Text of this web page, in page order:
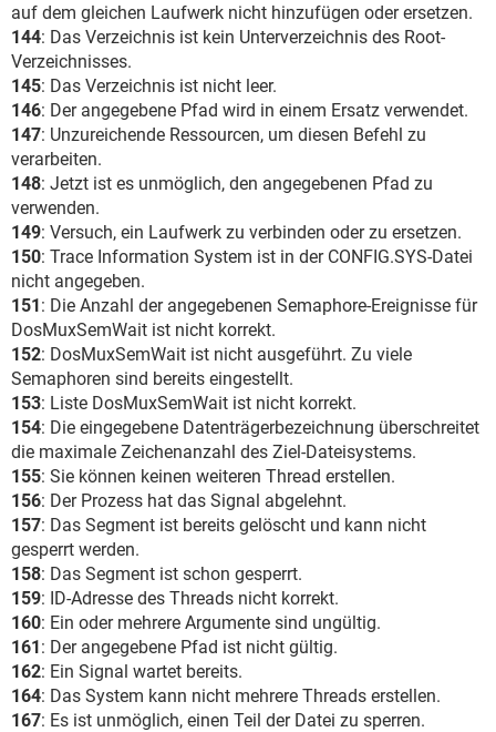
auf dem gleichen Laufwerk nicht hinzufügen oder ersetzen.
144: Das Verzeichnis ist kein Unterverzeichnis des Root-
Verzeichnisses.
145: Das Verzeichnis ist nicht leer.
146: Der angegebene Pfad wird in einem Ersatz verwendet.
147: Unzureichende Ressourcen, um diesen Befehl zu
verarbeiten.
148: Jetzt ist es unmöglich, den angegebenen Pfad zu
verwenden.
149: Versuch, ein Laufwerk zu verbinden oder zu ersetzen.
150: Trace Information System ist in der CONFIG.SYS-Datei
nicht angegeben.
151: Die Anzahl der angegebenen Semaphore-Ereignisse für
DosMuxSemWait ist nicht korrekt.
152: DosMuxSemWait ist nicht ausgeführt. Zu viele
Semaphoren sind bereits eingestellt.
153: Liste DosMuxSemWait ist nicht korrekt.
154: Die eingegebene Datenträgerbezeichnung überschreitet
die maximale Zeichenanzahl des Ziel-Dateisystems.
155: Sie können keinen weiteren Thread erstellen.
156: Der Prozess hat das Signal abgelehnt.
157: Das Segment ist bereits gelöscht und kann nicht
gesperrt werden.
158: Das Segment ist schon gesperrt.
159: ID-Adresse des Threads nicht korrekt.
160: Ein oder mehrere Argumente sind ungültig.
161: Der angegebene Pfad ist nicht gültig.
162: Ein Signal wartet bereits.
164: Das System kann nicht mehrere Threads erstellen.
167: Es ist unmöglich, einen Teil der Datei zu sperren.